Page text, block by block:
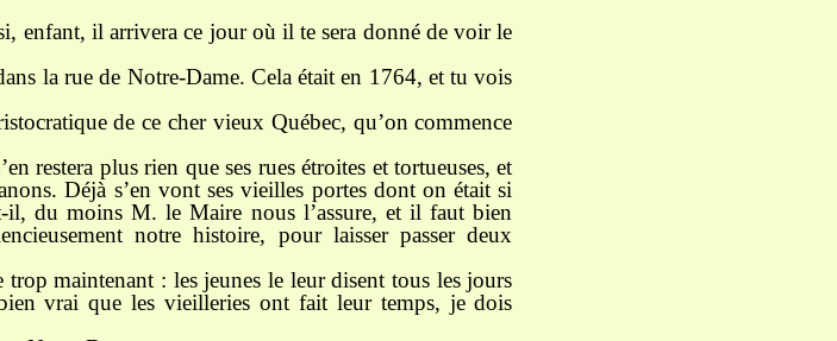
enfant, il arrivera ce jour où il te sera donné de voir le
la rue de Notre-Dame. Cela était en 1764, et tu vois
de ce cher vieux Québec, qu’on commence
restera plus rien que ses rues étroites et tortueuses, et
Déjà s’en vont ses vieilles portes dont on était si
du moins M. le Maire nous l’assure, et il faut bien
notre histoire, pour laisser passer deux
maintenant : les jeunes le leur disent tous les jours
vrai que les vieilleries ont fait leur temps, je dois